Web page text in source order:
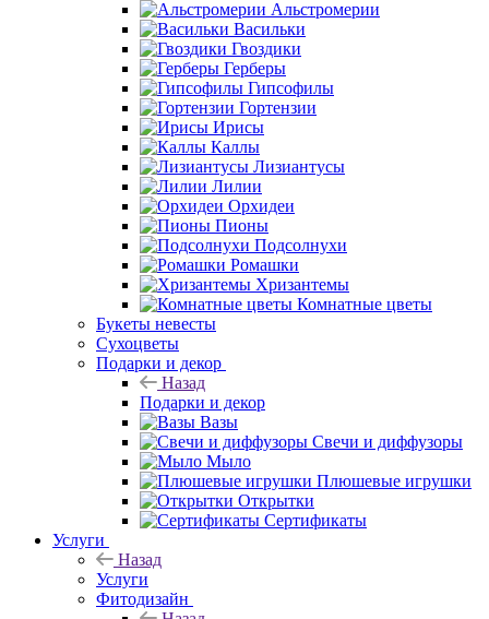
Альстромерии
Васильки
Гвоздики
Герберы
Гипсофилы
Гортензии
Ирисы
Каллы
Лизиантусы
Лилии
Орхидеи
Пионы
Подсолнухи
Ромашки
Хризантемы
Комнатные цветы
Букеты невесты
Сухоцветы
Подарки и декор
Назад
Подарки и декор
Вазы
Свечи и диффузоры
Мыло
Плюшевые игрушки
Открытки
Сертификаты
Услуги
Назад
Услуги
Фитодизайн